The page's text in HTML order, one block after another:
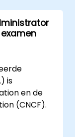
is
en de
(CNCF).